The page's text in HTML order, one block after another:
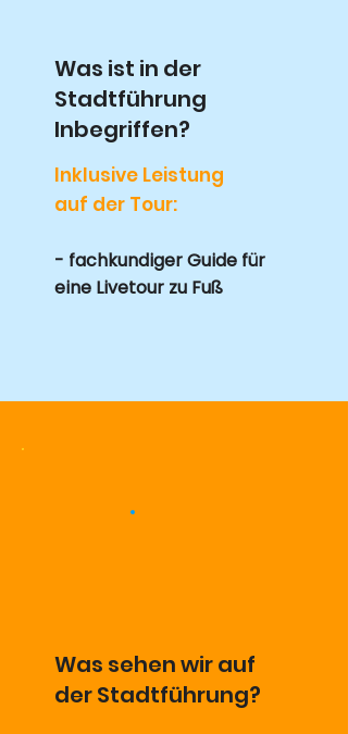
Was ist in der
Stadtführung
Inbegriffen?
Inklusive Leistung
auf der Tour:
- fachkundiger Guide für
eine Livetour zu Fuß
Was sehen wir auf
der Stadtführung?